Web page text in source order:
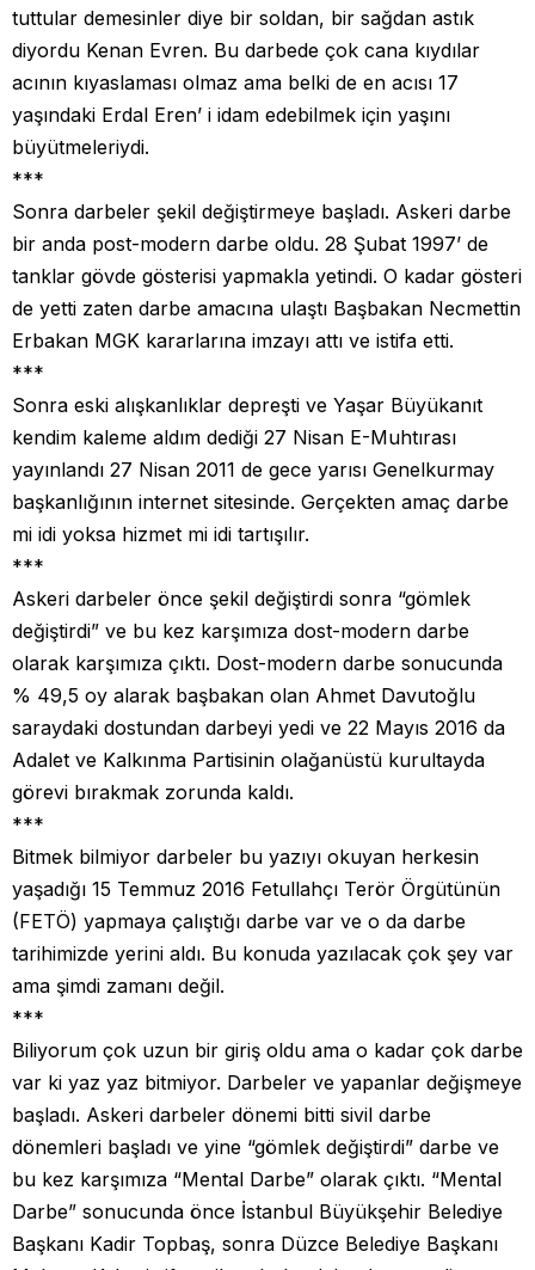
tuttular demesinler diye bir soldan, bir sağdan astık
diyordu Kenan Evren. Bu darbede çok cana kıydılar
acının kıyaslaması olmaz ama belki de en acısı 17
yaşındaki Erdal Eren’ i idam edebilmek için yaşını
büyütmeleriydi.
***
Sonra darbeler şekil değiştirmeye başladı. Askeri darbe
bir anda post-modern darbe oldu. 28 Şubat 1997’ de
tanklar gövde gösterisi yapmakla yetindi. O kadar gösteri
de yetti zaten darbe amacına ulaştı Başbakan Necmettin
Erbakan MGK kararlarına imzayı attı ve istifa etti.
***
Sonra eski alışkanlıklar depreşti ve Yaşar Büyükanıt
kendim kaleme aldım dediği 27 Nisan E-Muhtırası
yayınlandı 27 Nisan 2011 de gece yarısı Genelkurmay
başkanlığının internet sitesinde. Gerçekten amaç darbe
mi idi yoksa hizmet mi idi tartışılır.
***
Askeri darbeler önce şekil değiştirdi sonra “gömlek
değiştirdi” ve bu kez karşımıza dost-modern darbe
olarak karşımıza çıktı. Dost-modern darbe sonucunda
% 49,5 oy alarak başbakan olan Ahmet Davutoğlu
saraydaki dostundan darbeyi yedi ve 22 Mayıs 2016 da
Adalet ve Kalkınma Partisinin olağanüstü kurultayda
görevi bırakmak zorunda kaldı.
***
Bitmek bilmiyor darbeler bu yazıyı okuyan herkesin
yaşadığı 15 Temmuz 2016 Fetullahçı Terör Örgütünün
(FETÖ) yapmaya çalıştığı darbe var ve o da darbe
tarihimizde yerini aldı. Bu konuda yazılacak çok şey var
ama şimdi zamanı değil.
***
Biliyorum çok uzun bir giriş oldu ama o kadar çok darbe
var ki yaz yaz bitmiyor. Darbeler ve yapanlar değişmeye
başladı. Askeri darbeler dönemi bitti sivil darbe
dönemleri başladı ve yine “gömlek değiştirdi” darbe ve
bu kez karşımıza “Mental Darbe” olarak çıktı. “Mental
Darbe” sonucunda önce İstanbul Büyükşehir Belediye
Başkanı Kadir Topbaş, sonra Düzce Belediye Başkanı